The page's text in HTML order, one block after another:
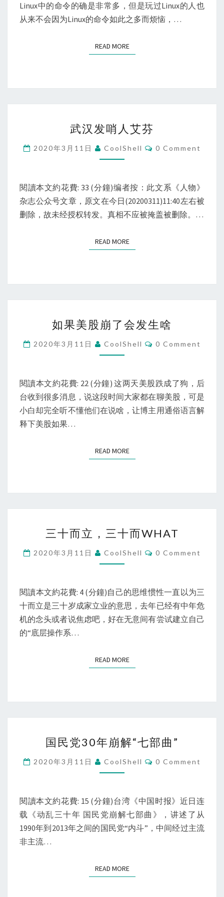
Linux中的命令的确是非常多，但是玩过Linux的人也
从来不会因为Linux的命令如此之多而烦恼，…
READ MOREREAD MORE
汉
发
哨
艾
芬
武汉发哨人艾芬
2020年3月11日 CoolShell Comments
0 Comment
閱讀本文約花費: 33 (分鐘)编者按：此文系《人物》
杂志公众号文章，原文在今日(20200311)11:40左右被
删除，故未经授权转发。真相不应被掩盖被删除。…
READ MOREREAD MORE
果
美
股
了
会
发
如果美股崩了会发生啥
2020年3月11日 CoolShell Comments
0 Comment
閱讀本文約花費: 22 (分鐘) 这两天美股跌成了狗，后
台收到很多消息，说这段时间大家都在聊美股，可是
小白却完全听不懂他们在说啥，让博主用通俗语言解
释下美股如果…
READ MOREREAD MORE
十
而
立，
十
而
WHAT
三十而立，三十而WHAT
2020年3月11日 CoolShell Comments
0 Comment
閱讀本文約花費: 4 (分鐘)自己的思维惯性一直以为三
十而立是三十岁成家立业的意思，去年已经有中年危
机的念头或者说焦虑吧，好在无意间有尝试建立自己
的“底层操作系…
READ MOREREAD MORE
民
党
30
崩
解
“七
国民党30年崩解“七部曲”
2020年3月11日 CoolShell Comments
0 Comment
閱讀本文約花費: 15 (分鐘)台湾《中国时报》近日连
载《动乱三十年 国民党崩解七部曲》，讲述了从
1990年到2013年之间的国民党“内斗”，中间经过主流
非主流…
READ MOREREAD MORE